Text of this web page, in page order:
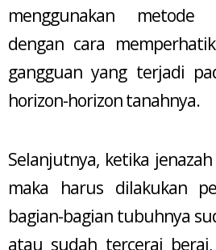
menggunakan
dengan cara
gangguan yang terjadi
horizon-horizon tanahnya.
Selanjutnya, ketika
maka harus dilakukan
bagian-bagian tubuhnya
atau sudah tercerai